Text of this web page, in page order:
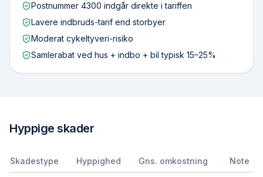
Postnummer 4300 indgår direkte i tariffen
Lavere indbruds-tarif end storbyer
Moderat cykeltyveri-risiko
Samlerabat ved hus + indbo + bil typisk 15–25%
Hyppige skader
Skadestype Hyppighed Gns. omkostning Note